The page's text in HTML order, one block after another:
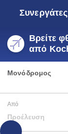
Βρείτε
από
Μονόδρομος
Από
Προέλευση